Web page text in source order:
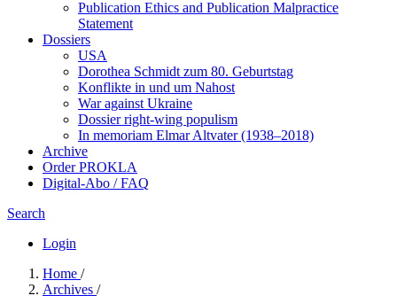
Publication Ethics and Publication Malpractice
Statement
Dossiers
USA
Dorothea Schmidt zum 80. Geburtstag
Konflikte in und um Nahost
War against Ukraine
Dossier right-wing populism
In me­mo­ri­am Elmar Altvater (1938–2018)
Archive
Order PROKLA
Digital-Abo / FAQ
Search
Login
Home /
Archives /